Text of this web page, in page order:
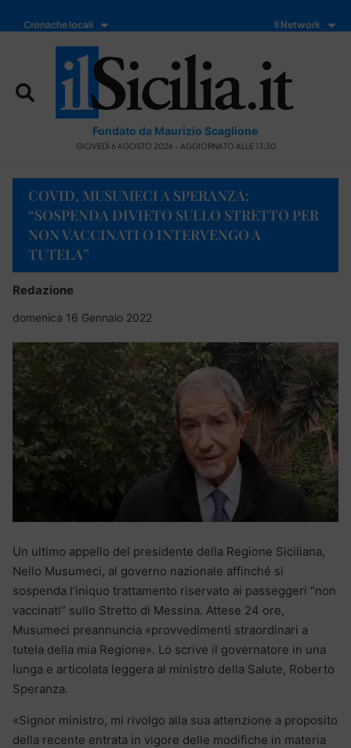
Cronache locali Il Network
Fondato da Maurizio Scaglione
GIOVEDÌ 6 AGOSTO 2026 - AGGIORNATO ALLE 13:30
COVID, MUSUMECI A SPERANZA:
“SOSPENDA DIVIETO SULLO STRETTO PER
NON VACCINATI O INTERVENGO A
TUTELA”
Redazione
domenica 16 Gennaio 2022
Un ultimo appello del presidente della Regione Siciliana,
Nello Musumeci, al governo nazionale affinché si
sospenda l’iniquo trattamento riservato ai passeggeri “non
vaccinati” sullo Stretto di Messina. Attese 24 ore,
Musumeci preannuncia «provvedimenti straordinari a
tutela della mia Regione». Lo scrive il governatore in una
lunga e articolata leggera al ministro della Salute, Roberto
Speranza.
«Signor ministro, mi rivolgo alla sua attenzione a proposito
della recente entrata in vigore delle modifiche in materia